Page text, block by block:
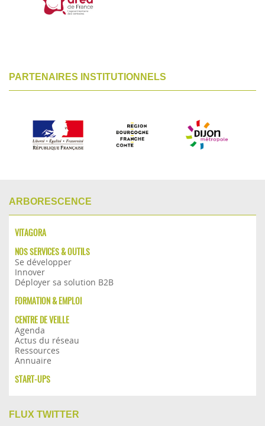
PARTENAIRES INSTITUTIONNELS
ARBORESCENCE
VITAGORA
NOS SERVICES & OUTILS
Se développer
Innover
Déployer sa solution B2B
FORMATION & EMPLOI
CENTRE DE VEILLE
Agenda
Actus du réseau
Ressources
Annuaire
START-UPS
FLUX TWITTER